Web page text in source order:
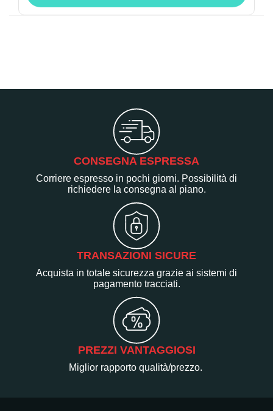
CONSEGNA ESPRESSA
Corriere espresso in pochi giorni. Possibilità di
richiedere la consegna al piano.
TRANSAZIONI SICURE
Acquista in totale sicurezza grazie ai sistemi di
pagamento tracciati.
PREZZI VANTAGGIOSI
Miglior rapporto qualità/prezzo.